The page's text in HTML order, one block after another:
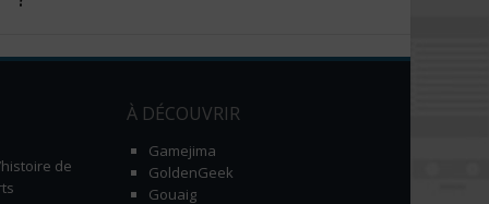
de
À DÉCOUVRIR
Gamejima
GoldenGeek
Gouaig